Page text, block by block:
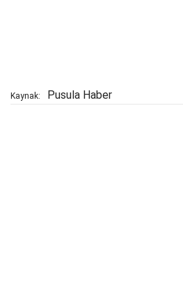
Kaynak: Pusula Haber